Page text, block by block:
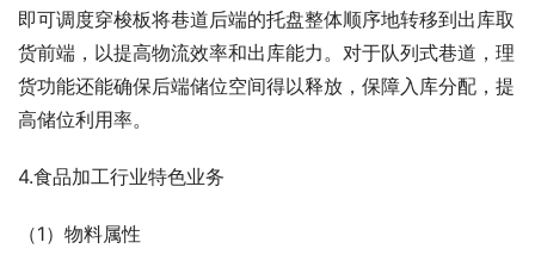
即可调度穿梭板将巷道后端的托盘整体顺序地转移到出库取
货前端，以提高物流效率和出库能力。对于队列式巷道，理
货功能还能确保后端储位空间得以释放，保障入库分配，提
高储位利用率。
4.食品加工行业特色业务
（1）物料属性